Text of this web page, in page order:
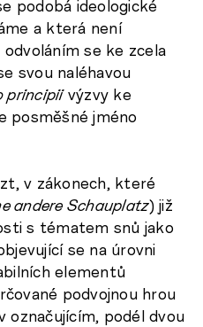
podobá ideologické
a která není
se ke zcela
svou naléhavou
principiivýzvy ke
jméno
v zákonech, které
andere Schauplatz) již
s tématem snů jako
se na úrovni
elementů
podvojnou hrou
označujícím, podél dvou